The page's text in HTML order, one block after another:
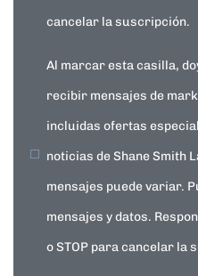
cancelar la suscripción.
Al marcar esta casilla,
recibir mensajes de
incluidas ofertas
noticias de Shane Smith
mensajes puede variar.
mensajes y datos.
o STOP para cancelar la